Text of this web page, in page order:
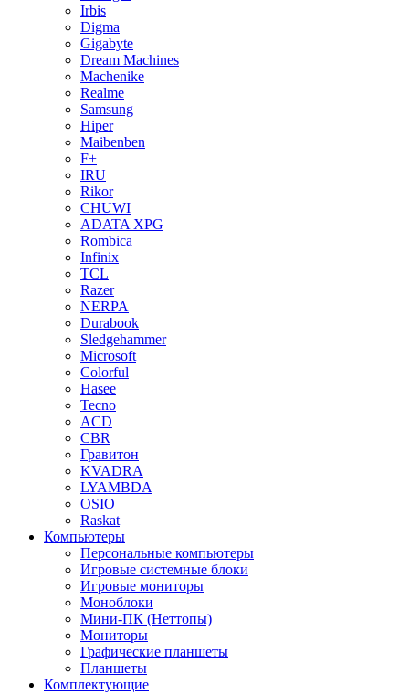
Irbis
Digma
Gigabyte
Dream Machines
Machenike
Realme
Samsung
Hiper
Maibenben
F+
IRU
Rikor
CHUWI
ADATA XPG
Rombica
Infinix
TCL
Razer
NERPA
Durabook
Sledgehammer
Microsoft
Colorful
Hasee
Tecno
ACD
CBR
Гравитон
KVADRA
LYAMBDA
OSIO
Raskat
Компьютеры
Персональные компьютеры
Игровые системные блоки
Игровые мониторы
Моноблоки
Мини-ПК (Неттопы)
Мониторы
Графические планшеты
Планшеты
Комплектующие